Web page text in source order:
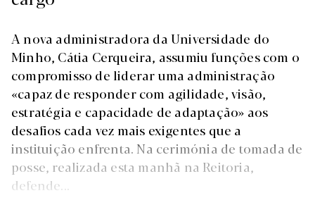
A nova administradora da Universidade do
Minho, Cátia Cerqueira, assumiu funções com o
compromisso de liderar uma administração
«capaz de responder com agilidade, visão,
estratégia e capacidade de adaptação» aos
desafios cada vez mais exigentes que a
instituição enfrenta. Na cerimónia de tomada de
posse, realizada esta manhã na Reitoria,
defende...